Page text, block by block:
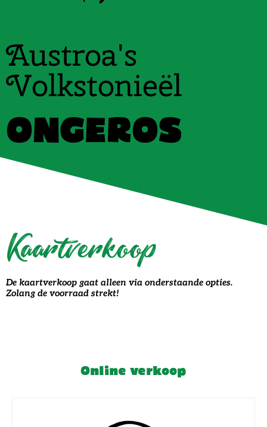
Austroa's
Volkstonieël
ONGEROS
Kaartverkoop
De kaartverkoop gaat alleen via onderstaande opties.
Zolang de voorraad strekt!
Online verkoop